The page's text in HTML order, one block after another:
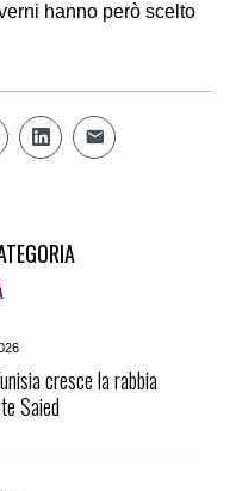
hanno però scelto
cresce la rabbia
Saied